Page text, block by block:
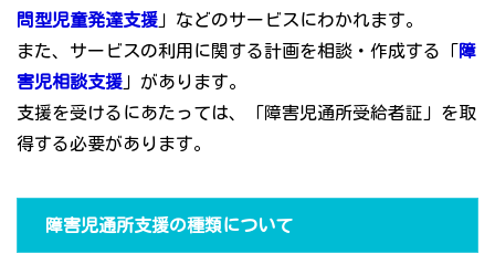
問型児童発達支援 」などのサービスにわかれます。
また、サービスの利用に関する計画を相談・作成する「障
害児相談支援 」があります。
支援を受けるにあたっては、「障害児通所受給者証」を取
得する必要があります。
障害児通所支援の種類について